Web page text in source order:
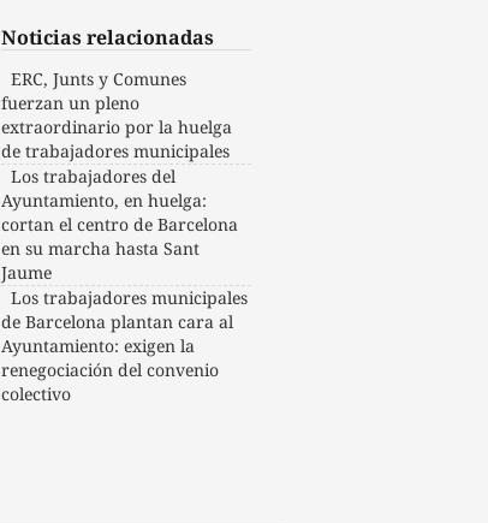
Noticias relacionadas
ERC, Junts y Comunes
fuerzan un pleno
extraordinario por la huelga
de trabajadores municipales
Los trabajadores del
Ayuntamiento, en huelga:
cortan el centro de Barcelona
en su marcha hasta Sant
Jaume
Los trabajadores municipales
de Barcelona plantan cara al
Ayuntamiento: exigen la
renegociación del convenio
colectivo